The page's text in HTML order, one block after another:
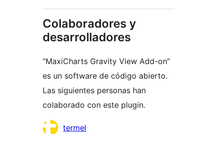
Colaboradores y
desarrolladores
“MaxiCharts Gravity View Add-on”
es un software de código abierto.
Las siguientes personas han
colaborado con este plugin.
Colaboradores
termel